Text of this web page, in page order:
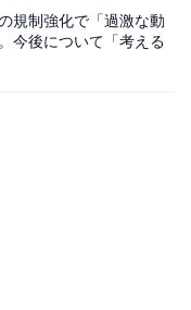
規制強化で「過激な動
今後について「考える